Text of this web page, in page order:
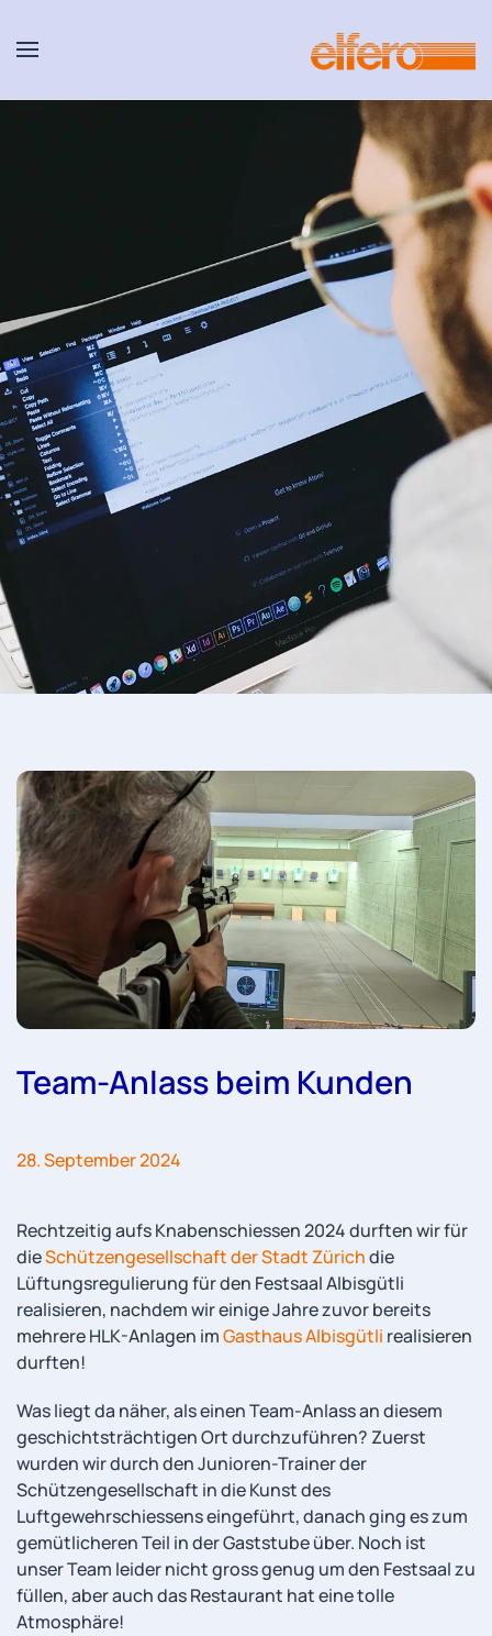
Team-Anlass beim Kunden
28. September 2024
Rechtzeitig aufs Knabenschiessen 2024 durften wir für
dieSchützengesellschaft der Stadt Zürichdie
Lüftungsregulierung für den Festsaal Albisgütli
realisieren, nachdem wir einige Jahre zuvor bereits
mehrere HLK-Anlagen imGasthaus Albisgütli realisieren
durften!
Was liegt da näher, als einen Team-Anlass an diesem
geschichtsträchtigen Ort durchzuführen? Zuerst
wurden wir durch den Junioren-Trainer der
Schützengesellschaft in die Kunst des
Luftgewehrschiessens eingeführt, danach ging es zum
gemütlicheren Teil in der Gaststube über. Noch ist
unser Team leider nicht gross genug um den Festsaal zu
füllen, aber auch das Restaurant hat eine tolle
Atmosphäre!